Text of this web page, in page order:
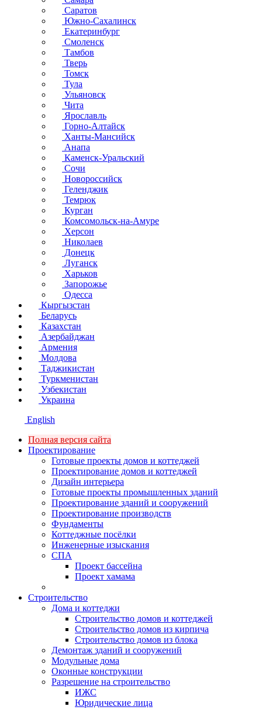
Саратов
Южно-Сахалинск
Екатеринбург
Смоленск
Тамбов
Тверь
Томск
Тула
Ульяновск
Чита
Ярославль
Горно-Алтайск
Ханты-Мансийск
Анапа
Каменск-Уральский
Сочи
Новороссийск
Геленджик
Темрюк
Курган
Комсомольск-на-Амуре
Херсон
Николаев
Донецк
Луганск
Харьков
Запорожье
Одесса
Кыргызстан
Беларусь
Казахстан
Азербайджан
Армения
Молдова
Таджикистан
Туркменистан
Узбекистан
Украина
English
Полная версия сайта
Проектирование
Готовые проекты домов и коттеджей
Проектирование домов и коттеджей
Дизайн интерьера
Готовые проекты промышленных зданий
Проектирование зданий и сооружений
Проектирование производств
Фундаменты
Коттеджные посёлки
Инженерные изыскания
СПА
Проект бассейна
Проект хамама
Строительство
Дома и коттеджи
Строительство домов и коттеджей
Строительство домов из кирпича
Строительство домов из блока
Демонтаж зданий и сооружений
Модульные дома
Оконные конструкции
Разрешение на строительство
ИЖС
Юридические лица